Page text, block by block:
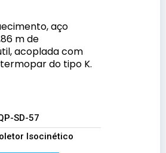
aço
m de
acoplada com
do tipo K.
SD-57
Isocinético